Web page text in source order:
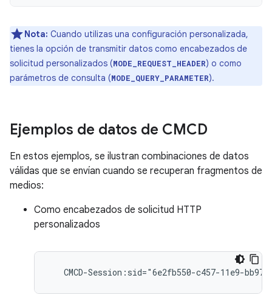
Nota: Cuando utilizas una configuración personalizada,
tienes la opción de transmitir datos como encabezados de
solicitud personalizados (MODE_REQUEST_HEADER) o como
parámetros de consulta (MODE_QUERY_PARAMETER).
Ejemplos de datos de CMCD
En estos ejemplos, se ilustran combinaciones de datos
válidas que se envían cuando se recuperan fragmentos de
medios:
Como encabezados de solicitud HTTP
personalizados